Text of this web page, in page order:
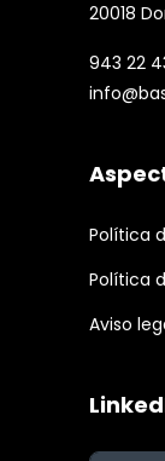
20018
943 22
Política
Política
Aviso